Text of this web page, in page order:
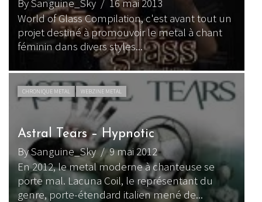
World of Glass Compilation, c'est avant tout un
projet destiné à promouvoir le metal à chant
féminin dans divers styles...
CHRONIQUE METAL WEBZINE METAL
Astral Tears – Hypnotic
By Sanguine_Sky/ 9 mai 2012
En 2012, le metal moderne à chanteuse se
porte mal. Lacuna Coil, le représentant du
genre, porte-étendard italien mené de...